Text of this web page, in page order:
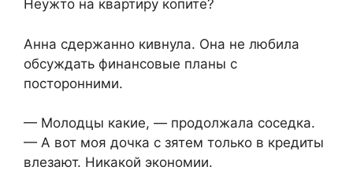
Неужто на квартиру копите?
Анна сдержанно кивнула. Она не любила
обсуждать финансовые планы с
посторонними.
— Молодцы какие, — продолжала соседка.
— А вот моя дочка с зятем только в кредиты
влезают. Никакой экономии.